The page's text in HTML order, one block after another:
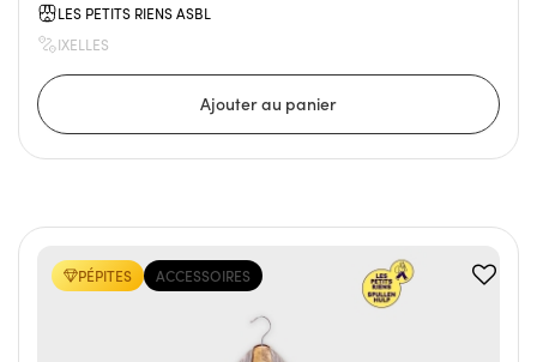
LES PETITS RIENS ASBL
IXELLES
ACCESSOIRES
PÉPITES